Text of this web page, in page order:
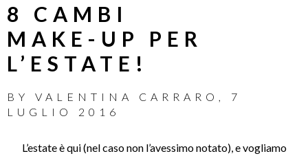
8 CAMBI
MAKE-UP PER
L’ESTATE!
BY VALENTINA CARRARO
7
LUGLIO 2016
L’estate è qui (nel caso non l’avessimo notato), e vogliamo